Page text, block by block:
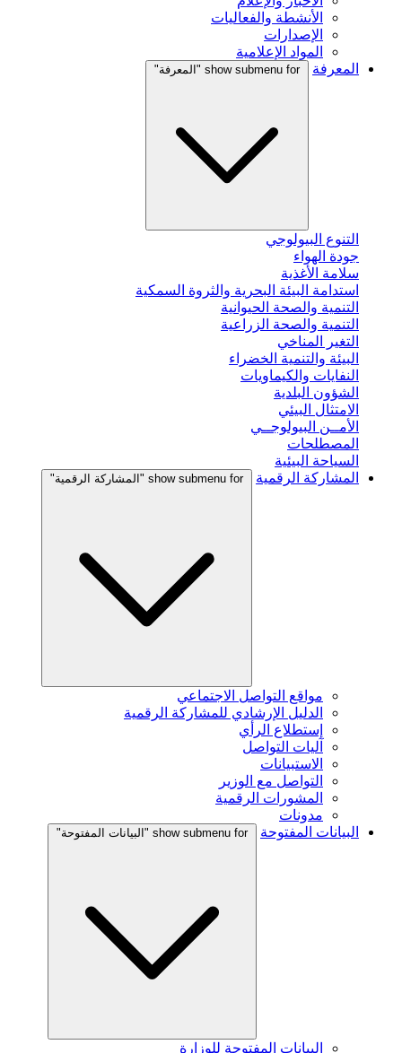
الأنشطة والفعاليات
الإصدارات
المواد الإعلامية
المعرفة
show submenu for "المعرفة"
التنوع البيولوجي
جودة الهواء
سلامة الأغذية
استدامة البيئة البحرية والثروة السمكية
التنمية والصحة الحيوانية
التنمية والصحة الزراعية
التغير المناخي
البيئة والتنمية الخضراء
النفايات والكيماويات
الشؤون البلدية
الامتثال البيئي
الأمــن البيولوجــي
المصطلحات
السياحة البيئية
المشاركة الرقمية
show submenu for "المشاركة الرقمية"
مواقع التواصل الاجتماعي
الدليل الإرشادي للمشاركة الرقمية
إستطلاع الرأي
آليات التواصل
الاستبيانات
التواصل مع الوزير
المشورات الرقمية
مدونات
البيانات المفتوحة
show submenu for "البيانات المفتوحة"
البيانات المفتوحة للوزارة